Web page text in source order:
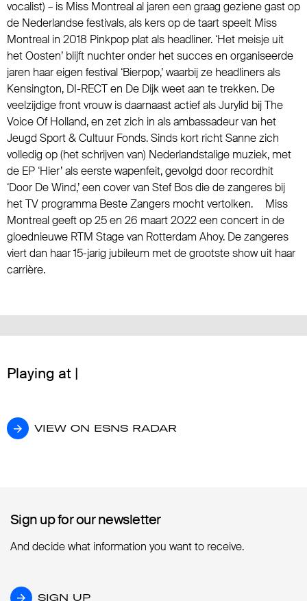
vocalist) – is Miss Montreal al jaren een graag geziene gast op
de Nederlandse festivals, als kers op de taart speelt Miss
Montreal in 2018 Pinkpop plat als headliner. ‘Het meisje uit
het Oosten’ blijft nuchter onder het succes en organiseerde
jaren haar eigen festival ‘Bierpop,’ waarbij ze headliners als
Kensington, DI-RECT en De Dijk weet aan te trekken. De
veelzijdige front vrouw is daarnaast actief als Jurylid bij The
Voice Of Holland, en zet zich in als ambassadeur van het
Jeugd Sport & Cultuur Fonds. Sinds kort richt Sanne zich
volledig op (het schrijven van) Nederlandstalige muziek, met
de EP ‘Hier’ als eerste wapenfeit, gevolgd door recordhit
‘Door De Wind,’ een cover van Stef Bos die de zangeres bij
het TV programma Beste Zangers mocht vertolken. Miss
Montreal geeft op 25 en 26 maart 2022 een concert in de
gloednieuwe RTM Stage van Rotterdam Ahoy. De zangeres
viert dan haar 15-jarig jubileum met de grootste show uit haar
carrière.
Playing at |
VIEW ON ESNS RADAR
VIEW ON ESNS RADAR
Sign up for our newsletter
Sign up for our newsletter
And decide what information you want to receive.
SIGN UP
SIGN UP